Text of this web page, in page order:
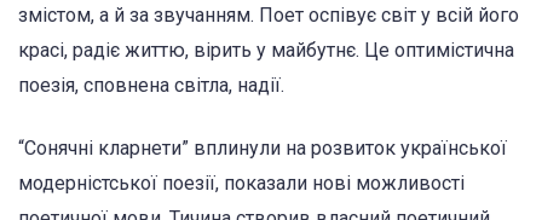
змістом, а й за звучанням. Поет оспівує світ у всій його
красі, радіє життю, вірить у майбутнє. Це оптимістична
поезія, сповнена світла, надії.
“Сонячні кларнети” вплинули на розвиток української
модерністської поезії, показали нові можливості